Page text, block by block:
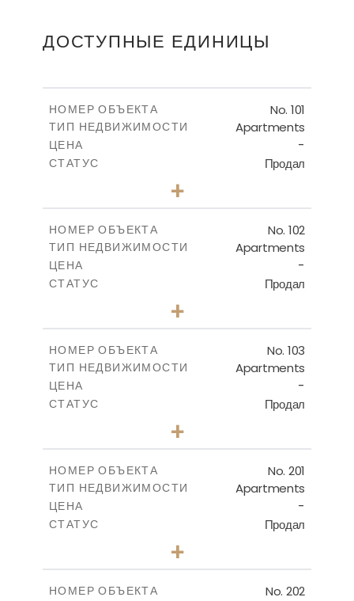
ДОСТУПНЫЕ ЕДИНИЦЫ
НОМЕР ОБЪЕКТА No. 101
ТИП НЕДВИЖИМОСТИ Apartments
ЦЕНА -
СТАТУС Продал
КОЛИЧЕСТВО СПАЛЕН
ПОСМОТРЕТЬ БОЛЬШЕ
+
НОМЕР ОБЪЕКТА No. 102
ТИП НЕДВИЖИМОСТИ Apartments
ЦЕНА -
СТАТУС Продал
КОЛИЧЕСТВО СПАЛЕН
ПОСМОТРЕТЬ БОЛЬШЕ
+
НОМЕР ОБЪЕКТА No. 103
ТИП НЕДВИЖИМОСТИ Apartments
ЦЕНА -
СТАТУС Продал
КОЛИЧЕСТВО СПАЛЕН
ПОСМОТРЕТЬ БОЛЬШЕ
+
НОМЕР ОБЪЕКТА No. 201
ТИП НЕДВИЖИМОСТИ Apartments
ЦЕНА -
СТАТУС Продал
КОЛИЧЕСТВО СПАЛЕН
+
НОМЕР ОБЪЕКТА No. 202